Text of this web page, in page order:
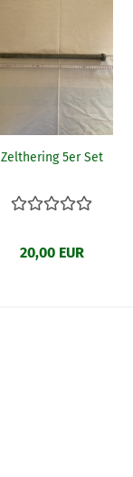
Zelthering 5er Set
20,00 EUR